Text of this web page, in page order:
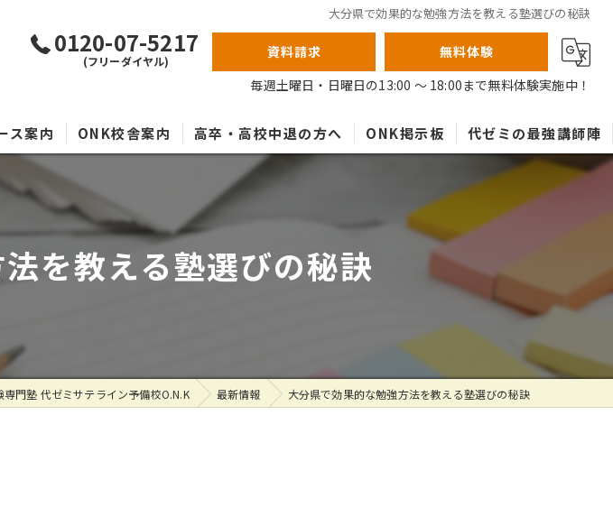
大分県で効果的な勉強方法を教える塾選びの秘訣
0120-07-5217
(フリーダイヤル)
資料請求
無料体験
毎週土曜日・日曜日の13:00 ～ 18:00まで無料体験実施中！
ス案内 ONK校舎案内 高卒・高校中退の方へ ONK掲示板 代ゼミの最強講師陣
を教える塾選びの秘訣
門塾 代ゼミサテライン予備校O.N.K 最新情報 大分県で効果的な勉強方法を教える塾選びの秘訣